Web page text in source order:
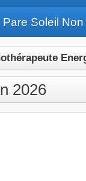
Pare Soleil
2026